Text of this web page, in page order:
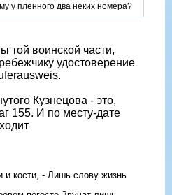
у пленного два неких номера?
той воинской части,
удостоверение
Кузнецова - это,
155. И по месту-дате
и кости, - Лишь слову жизнь